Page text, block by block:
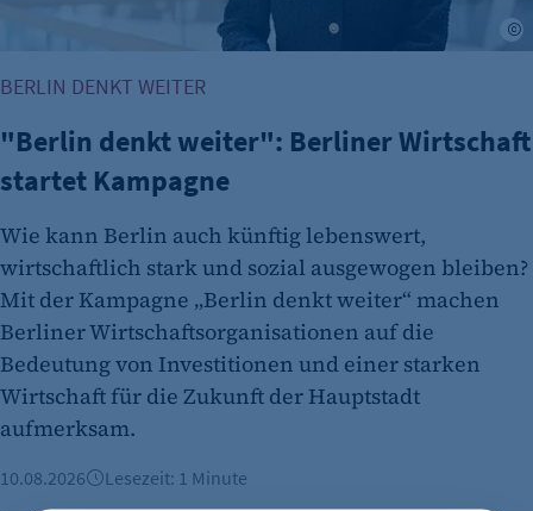
BERLIN DENKT WEITER
"Berlin denkt weiter": Berliner Wirtschaft
startet Kampagne
Wie kann Berlin auch künftig lebenswert,
wirtschaftlich stark und sozial ausgewogen bleiben?
Mit der Kampagne „Berlin denkt weiter“ machen
Berliner Wirtschaftsorganisationen auf die
Bedeutung von Investitionen und einer starken
Wirtschaft für die Zukunft der Hauptstadt
aufmerksam.
10.08.2026 Lesezeit: 1 Minute